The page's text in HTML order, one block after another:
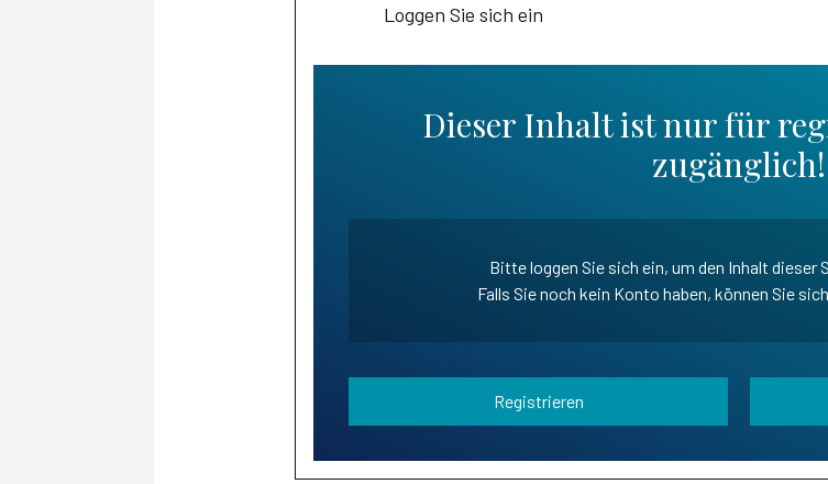
Loggen Sie sich ein
Dieser Inhalt ist nur für
zugänglich!
Bitte loggen Sie sich ein, um den Inhalt dieser
Falls Sie noch kein Konto haben, können Sie
Registrieren